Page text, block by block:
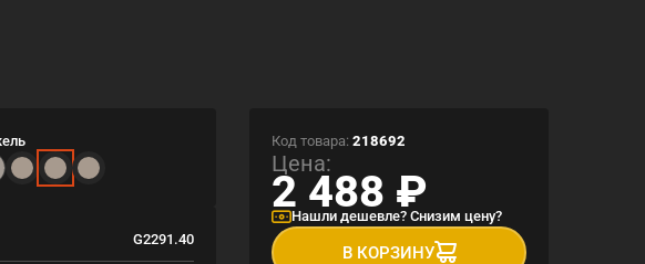
G2291.40
Код товара: 218692
Цена:
2 488 ₽
Нашли дешевле? Снизим цену?
В КОРЗИНУ